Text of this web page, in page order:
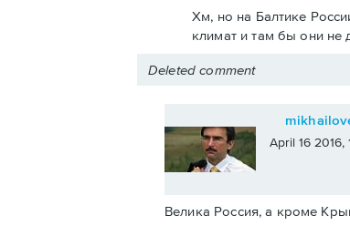
Хм, но на Балтике
климат и там бы они
Deleted comment
April 16 2016,
Велика Россия, а кроме